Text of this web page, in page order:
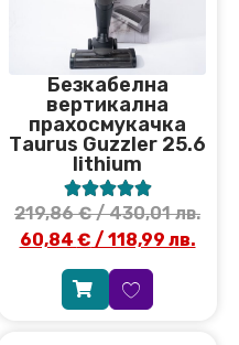
Безкабелна
вертикална
прахосмукачка
Тaurus Guzzler 25.6
lithium

219,86€/ 430,01 лв.
60,84 € / 118,99 лв.